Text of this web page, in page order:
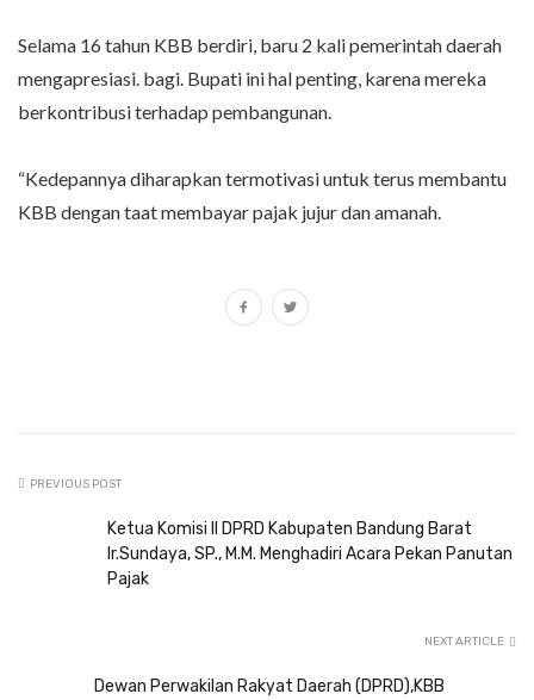
Selama 16 tahun KBB berdiri, baru 2 kali pemerintah daerah
mengapresiasi. bagi. Bupati ini hal penting, karena mereka
berkontribusi terhadap pembangunan.
“Kedepannya diharapkan termotivasi untuk terus membantu
KBB dengan taat membayar pajak jujur dan amanah.
PREVIOUS POST
Ketua Komisi II DPRD Kabupaten Bandung Barat
Ir.Sundaya, SP., M.M. Menghadiri Acara Pekan Panutan
Pajak
NEXT ARTICLE
Dewan Perwakilan Rakyat Daerah (DPRD),KBB